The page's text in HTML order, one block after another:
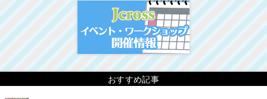
イベント・ワーク
おすすめ記事